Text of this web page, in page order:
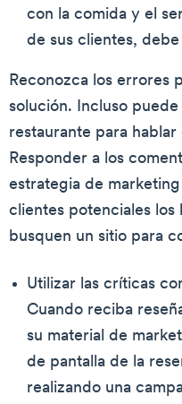
con la comida y el
de sus clientes,
Reconozca los errores
solución. Incluso
restaurante para
Responder a los
estrategia de
clientes potenciales
busquen un sitio para
Utilizar las críticas
Cuando reciba
su material de
de pantalla de la
realizando una